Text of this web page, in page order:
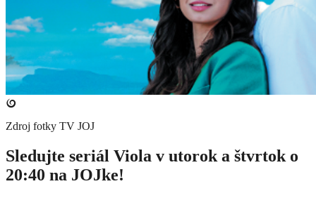
Zdroj fotky TV JOJ
Sledujte seriál Viola v utorok a štvrtok o
20:40 na JOJke!